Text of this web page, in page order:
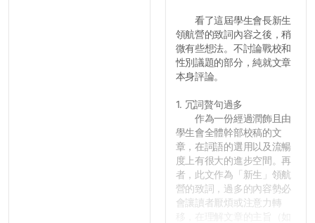
看了這屆學生會長新生
領航營的致詞內容之後，稍
微有些想法。不討論戰校和
性別議題的部分，純就文章
本身評論。
1. 冗詞贅句過多
作為一份經過潤飾且由
學生會全體幹部校稿的文
章，在詞語的選用以及流暢
度上有很大的進步空間。再
者，此文作為「新生」領航
營的致詞，過多的內容勢必
會讓讀者厭煩或注意力轉